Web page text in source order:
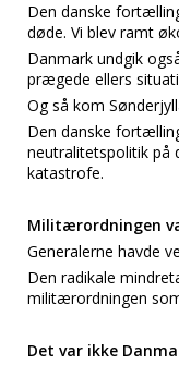
Den danske
døde. Vi blev ramt
Danmark undgik
prægede ellers
Og så kom
Den danske
neutralitetspolitik på
katastrofe.
Militærordningen
Generalerne havde
Den radikale
militærordningen
Det var ikke